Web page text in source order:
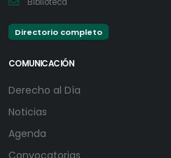
Biblioteca
Directorio completo
COMUNICACIÓN
Derecho al Día
Noticias
Agenda